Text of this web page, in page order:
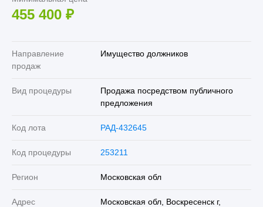
455 400 ₽
Направление
продаж
Имущество должников
Вид процедуры
Продажа посредством публичного
предложения
Код лота РАД-432645
Код процедуры 253211
Регион Московская обл
Адрес
Московская обл, Воскресенск г,